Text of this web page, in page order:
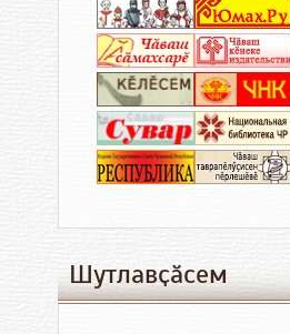
Шутлавҫӑсем